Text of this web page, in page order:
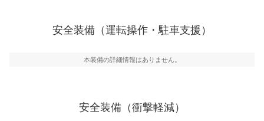
運転・駐車支援
グ・アシストやサイドブラインドモニターなどが装備さ
万が一車体が衝撃を受けたときに、運転者・同乗者を守
るSRSエアバッグシステム、プリテンショナーシートベ
安全装備（運転操作・駐車支援）
本装備の詳細情報はありません。
安全装備（衝撃軽減）